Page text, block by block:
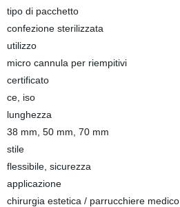
tipo di pacchetto
confezione sterilizzata
utilizzo
micro cannula per riempitivi
certificato
ce, iso
lunghezza
38 mm, 50 mm, 70 mm
stile
flessibile, sicurezza
applicazione
chirurgia estetica / parrucchiere medico